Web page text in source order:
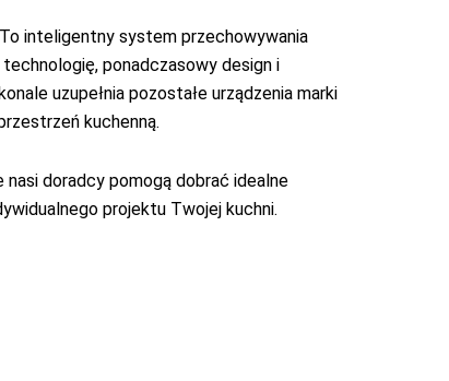
inteligentny system przechowywania
ponadczasowy design i
uzupełnia pozostałe urządzenia marki
kuchenną.
nasi doradcy pomogą dobrać idealne
projektu Twojej kuchni.